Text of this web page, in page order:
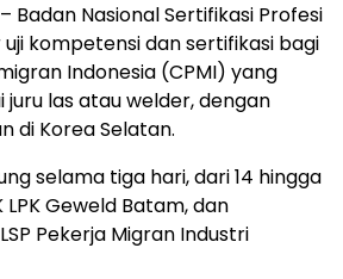
– Badan Nasional Sertifikasi Profesi
kompetensi dan sertifikasi bagi
Indonesia (CPMI) yang
las atau welder, dengan
di Korea Selatan.
selama tiga hari, dari 14 hingga
LPK Geweld Batam, dan
Pekerja Migran Industri